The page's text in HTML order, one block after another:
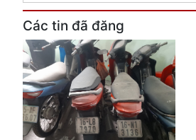
Các tin đã đăng